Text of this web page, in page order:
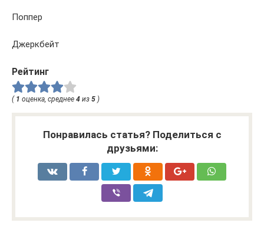
Поппер
Джеркбейт
Рейтинг
( 1 оценка, среднее 4 из 5 )
Понравилась статья? Поделиться с
друзьями: